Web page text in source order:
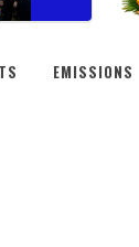
EMISSIONS